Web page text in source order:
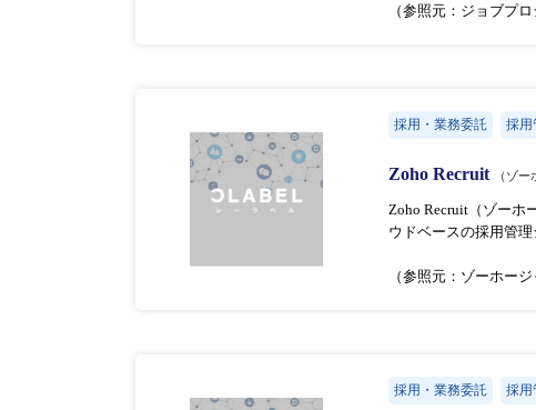
（参照元：ジョブプ
採用・業務委託 採用
Zoho Recruit （ゾ
Zoho Recruit（ゾーホ
ウドベースの採用管理
（参照元：ゾーホー
採用・業務委託 採用